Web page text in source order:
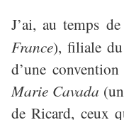
J’ai, au temps de
France), filiale du
d’une
Marie Cavada
de Ricard, ceux